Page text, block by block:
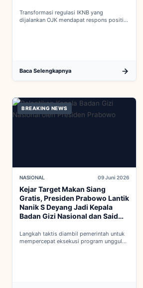
Transformasi regulasi IKNB yang
dijalankan OJK mendapat respons positif
Baca Selengkapnya
BREAKING NEWS
NASIONAL 09 Juni 2026
Kejar Target Makan Siang
Gratis, Presiden Prabowo Lantik
Nanik S Deyang Jadi Kepala
Badan Gizi Nasional dan Said
Langkah taktis diambil pemerintah untuk
mempercepat eksekusi program unggulan